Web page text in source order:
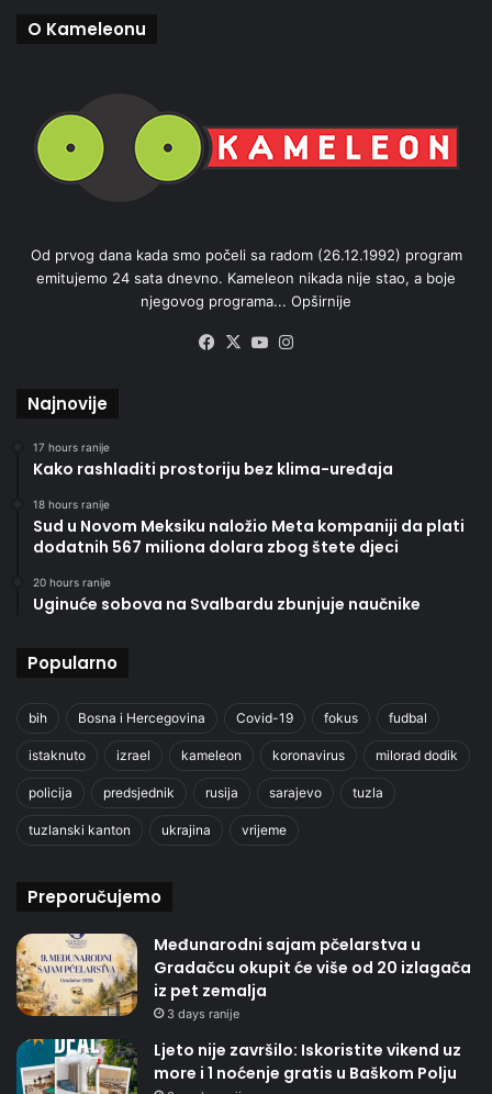
O Kameleonu
Od prvog dana kada smo počeli sa radom (26.12.1992) program
emitujemo 24 sata dnevno. Kameleon nikada nije stao, a boje
njegovog programa... Opširnije
Facebook
X YouTube
Najnovije
17 hours ranije
Kako rashladiti prostoriju bez klima-uređaja
18 hours ranije
Sud u Novom Meksiku naložio Meta kompaniji da plati
dodatnih 567 miliona dolara zbog štete djeci
20 hours ranije
Uginuće sobova na Svalbardu zbunjuje naučnike
Popularno
bih Bosna i Hercegovina Covid-19 fokus fudbal
istaknuto izrael kameleon koronavirus milorad dodik
policija predsjednik rusija sarajevo tuzla
tuzlanski kanton ukrajina vrijeme
Preporučujemo
Međunarodni sajam pčelarstva u
Gradačcu okupit će više od 20 izlagača
iz pet zemalja
3 days ranije
Ljeto nije završilo: Iskoristite vikend uz
more i 1 noćenje gratis u Baškom Polju